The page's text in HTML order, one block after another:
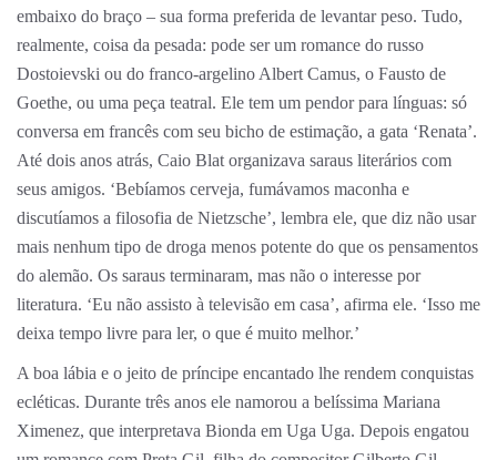
embaixo do braço – sua forma preferida de levantar peso. Tudo,
realmente, coisa da pesada: pode ser um romance do russo
Dostoievski ou do franco-argelino Albert Camus, o Fausto de
Goethe, ou uma peça teatral. Ele tem um pendor para línguas: só
conversa em francês com seu bicho de estimação, a gata ‘Renata’.
Até dois anos atrás, Caio Blat organizava saraus literários com
seus amigos. ‘Bebíamos cerveja, fumávamos maconha e
discutíamos a filosofia de Nietzsche’, lembra ele, que diz não usar
mais nenhum tipo de droga menos potente do que os pensamentos
do alemão. Os saraus terminaram, mas não o interesse por
literatura. ‘Eu não assisto à televisão em casa’, afirma ele. ‘Isso me
deixa tempo livre para ler, o que é muito melhor.’
A boa lábia e o jeito de príncipe encantado lhe rendem conquistas
ecléticas. Durante três anos ele namorou a belíssima Mariana
Ximenez, que interpretava Bionda em Uga Uga. Depois engatou